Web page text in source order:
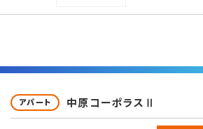
アパート 中原コーポラスⅡ